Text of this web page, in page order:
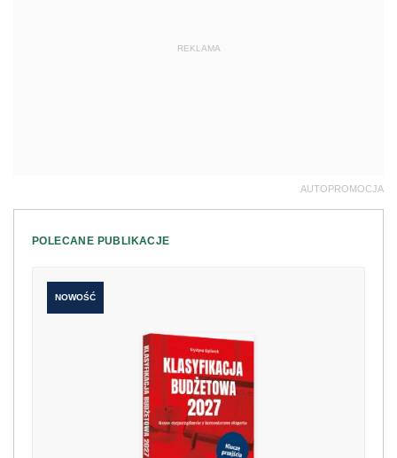
REKLAMA
AUTOPROMOCJA
POLECANE PUBLIKACJE
NOWOŚĆ